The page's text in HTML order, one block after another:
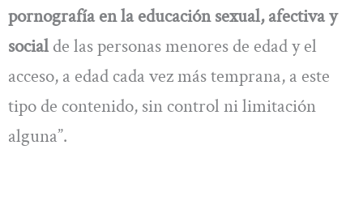
pornografía en la educación sexual, afectiva y
social de las personas menores de edad y el
acceso, a edad cada vez más temprana, a este
tipo de contenido, sin control ni limitación
alguna”.